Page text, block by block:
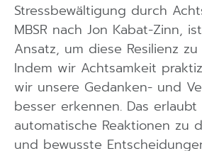
Stressbewältigung durch
MBSR nach Jon Kabat-Zinn,
Ansatz, um diese Resilienz
Indem wir Achtsamkeit
wir unsere Gedanken- und
besser erkennen. Das erlaubt
automatische Reaktionen zu
und bewusste